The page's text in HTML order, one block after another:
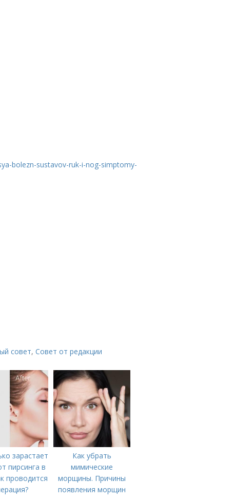
bolezn-sustavov-ruk-i-nog-simptomy-
совет, Совет от редакции
зарастает
пирсинга в
проводится
Как убрать
мимические
морщины. Причины
появления морщин